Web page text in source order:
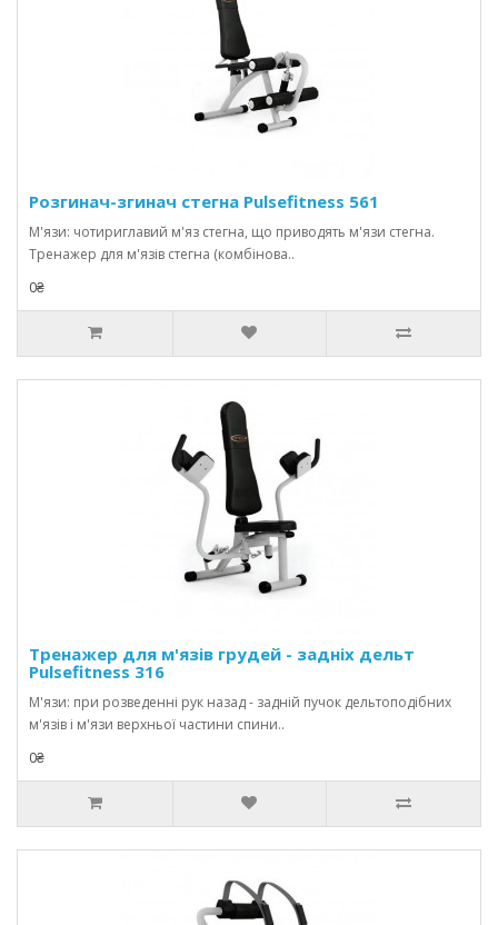
Розгинач-згинач стегна Pulsefitness 561
М'язи: чотириглавий м'яз стегна, що приводять м'язи стегна.
Тренажер для м'язів стегна (комбінова..
0₴
Тренажер для м'язів грудей - задніх дельт
Pulsefitness 316
М'язи: при розведенні рук назад - задній пучок дельтоподібних
м'язів і м'язи верхньої частини спини..
0₴